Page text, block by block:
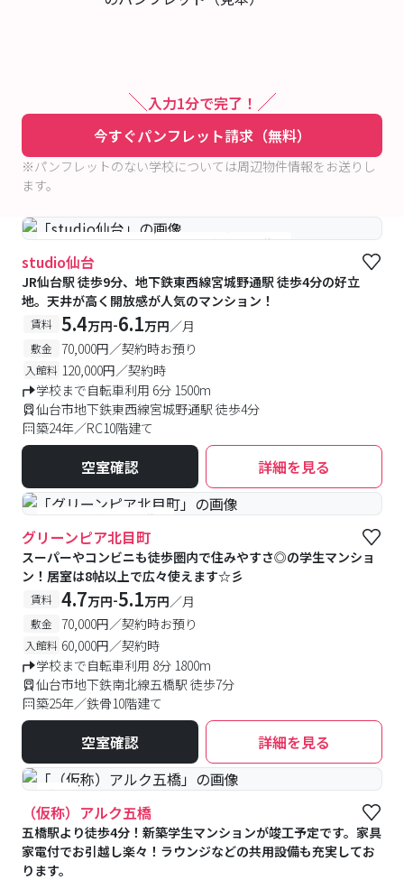
入力1分で完了！
今すぐパンフレット請求（無料）
※パンフレットのない学校については周辺物件情報をお送りし
ます。
#女性専用フロアあり #予約受付中 #空室待ち
studio仙台
JR仙台駅 徒歩9分、地下鉄東西線宮城野通駅 徒歩4分の好立
地。天井が高く開放感が人気のマンション！
賃料 5.4万円-6.1万円／月
敷金 70,000円／契約時お預り
入館料 120,000円／契約時
学校まで自転車利用 6分 1500m
仙台市地下鉄東西線宮城野通駅 徒歩4分
築24年／RC10階建て
空室確認 詳細を見る
#予約受付中 #空室待ち
グリーンピア北目町
スーパーやコンビニも徒歩圏内で住みやすさ◎の学生マンショ
ン！居室は8帖以上で広々使えます☆彡
賃料 4.7万円-5.1万円／月
敷金 70,000円／契約時お預り
入館料 60,000円／契約時
学校まで自転車利用 8分 1800m
仙台市地下鉄南北線五橋駅 徒歩7分
築25年／鉄骨10階建て
空室確認 詳細を見る
#新築
（仮称）アルク五橋
五橋駅より徒歩4分！新築学生マンションが竣工予定です。家具
家電付でお引越し楽々！ラウンジなどの共用設備も充実してお
ります。